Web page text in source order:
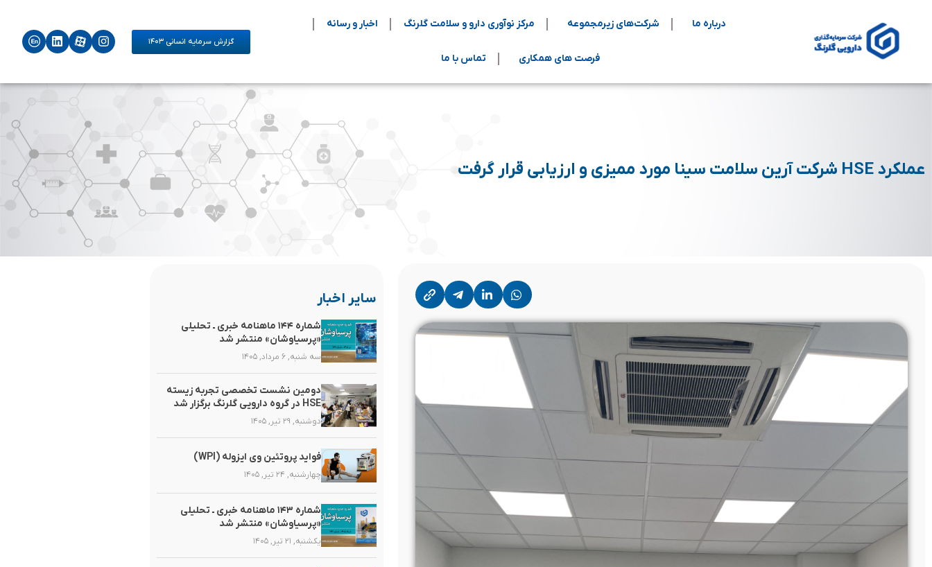
درباره ما شرکت‌های زیرمجموعه مرکز نوآوری دارو و سلامت گلرنگ اخبار و رسانه
فرصت های همکاری تماس با ما
گزارش سرمایه انسانی ۱۴۰۳
عملکرد HSE شرکت آرین سلامت سینا مورد ممیزی و ارزیابی قرار گرفت
سایر اخبار
شماره ۱۴۴ ماهنامه خبری ـ تحلیلی
«پرسیاوشان» منتشر شد
سه شنبه, ۶ مرداد, ۱۴۰۵
دومین نشست تخصصی تجربه زیسته
HSE در گروه دارویی گلرنگ برگزار شد
دوشنبه, ۲۹ تیر, ۱۴۰۵
فواید پروتئین وی ایزوله (WPI)
چهارشنبه, ۲۴ تیر, ۱۴۰۵
شماره ۱۴۳ ماهنامه خبری ـ تحلیلی
«پرسیاوشان» منتشر شد
یکشنبه, ۲۱ تیر, ۱۴۰۵